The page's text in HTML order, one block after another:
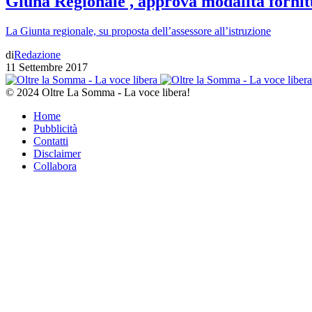
La Giunta regionale, su proposta dell’assessore all’istruzione
diRedazione
11 Settembre 2017
© 2024 Oltre La Somma - La voce libera!
Home
Pubblicità
Contatti
Disclaimer
Collabora